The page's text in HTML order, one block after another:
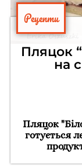
Рецепти
Пляцок
на
Пляцок
готується